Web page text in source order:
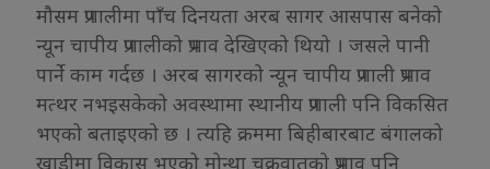
मौसम प्रणालीमा पाँच दिनयता अरब सागर आसपास बनेको
न्यून चापीय प्रणालीको प्रभाव देखिएको थियो । जसले पानी
पार्ने काम गर्दछ । अरब सागरको न्यून चापीय प्रणाली प्रभाव
मत्थर नभइसकेको अवस्थामा स्थानीय प्रणाली पनि विकसित
भएको बताइएको छ । त्यहि क्रममा बिहीबारबाट बंगालको
खाडीमा विकास भएको मोन्था चक्रवातको प्रभाव पनि